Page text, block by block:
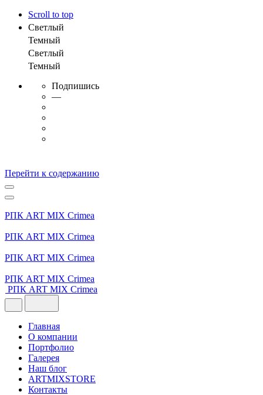
Scroll to top
Светлый
Темный
Светлый
Темный
Подпишись
—
Перейти к содержанию
РПК ART MIX Crimea
РПК ART MIX Crimea
РПК ART MIX Crimea
РПК ART MIX Crimea
РПК ART MIX Crimea
Главная
О компании
Портфолио
Галерея
Наш блог
ARTMIXSTORE
Контакты